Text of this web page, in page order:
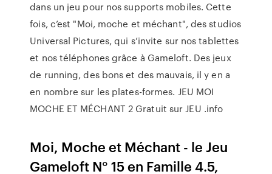
dans un jeu pour nos supports mobiles. Cette
fois, c’est "Moi, moche et méchant", des studios
Universal Pictures, qui s’invite sur nos tablettes
et nos téléphones grâce à Gameloft. Des jeux
de running, des bons et des mauvais, il y en a
en nombre sur les plates-formes. JEU MOI
MOCHE ET MÉCHANT 2 Gratuit sur JEU .info
Moi, Moche et Méchant - le Jeu
Gameloft N° 15 en Famille 4.5,